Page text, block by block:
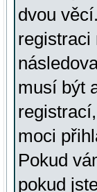
dvou
registraci
musí být
moci
Pokud
pokud